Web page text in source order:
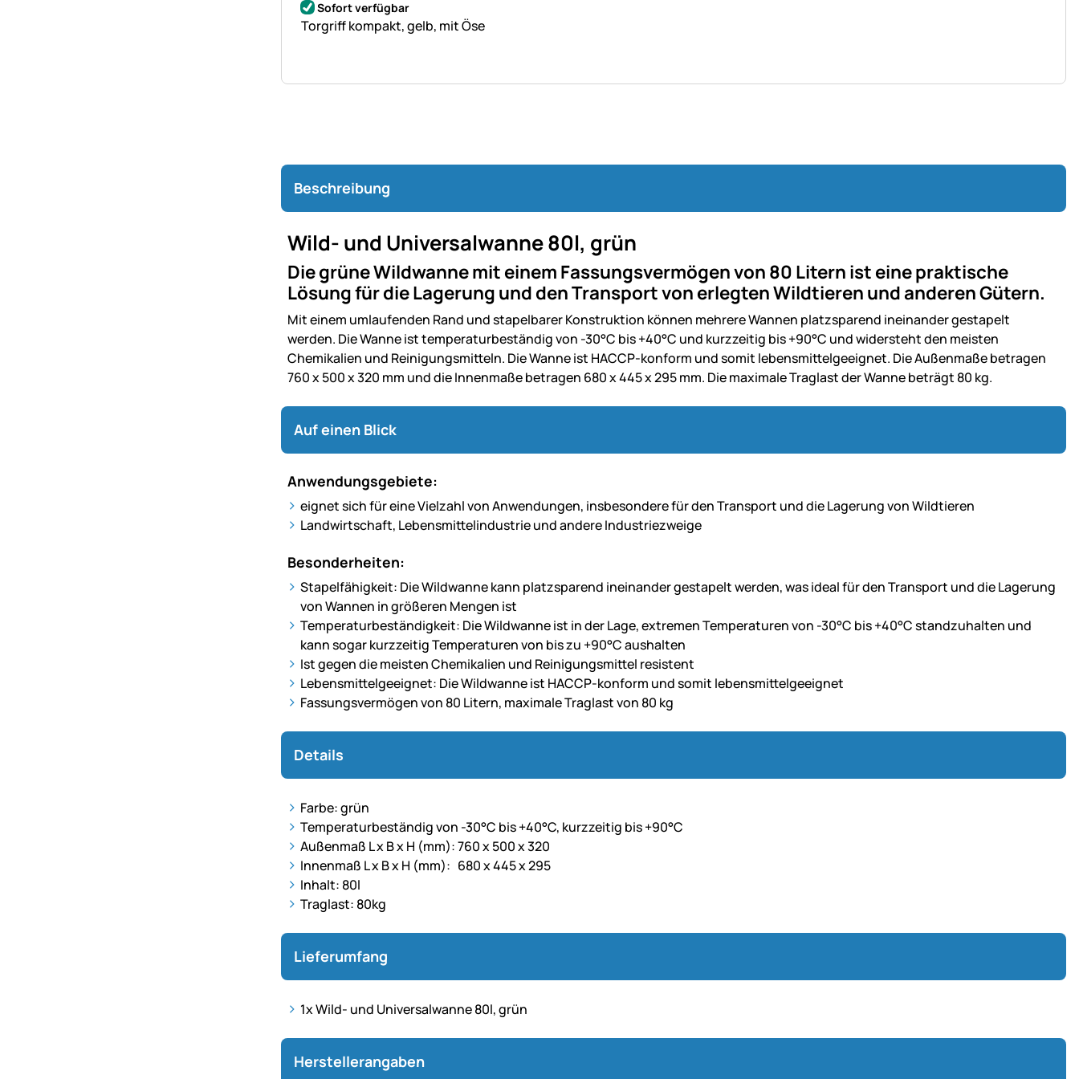
Sofort verfügbar
Torgriff kompakt, gelb, mit Öse
Beschreibung
Wild- und Universalwanne 80l, grün
Die grüne Wildwanne mit einem Fassungsvermögen von 80 Litern ist eine praktische
Lösung für die Lagerung und den Transport von erlegten Wildtieren und anderen Gütern.
Mit einem umlaufenden Rand und stapelbarer Konstruktion können mehrere Wannen platzsparend ineinander gestapelt
werden. Die Wanne ist temperaturbeständig von -30°C bis +40°C und kurzzeitig bis +90°C und widersteht den meisten
Chemikalien und Reinigungsmitteln. Die Wanne ist HACCP-konform und somit lebensmittelgeeignet. Die Außenmaße betragen
760 x 500 x 320 mm und die Innenmaße betragen 680 x 445 x 295 mm. Die maximale Traglast der Wanne beträgt 80 kg.
Auf einen Blick
Anwendungsgebiete:
eignet sich für eine Vielzahl von Anwendungen, insbesondere für den Transport und die Lagerung von Wildtieren
Landwirtschaft, Lebensmittelindustrie und andere Industriezweige
Besonderheiten:
Stapelfähigkeit: Die Wildwanne kann platzsparend ineinander gestapelt werden, was ideal für den Transport und die Lagerung
von Wannen in größeren Mengen ist
Temperaturbeständigkeit: Die Wildwanne ist in der Lage, extremen Temperaturen von -30°C bis +40°C standzuhalten und
kann sogar kurzzeitig Temperaturen von bis zu +90°C aushalten
Ist gegen die meisten Chemikalien und Reinigungsmittel resistent
Lebensmittelgeeignet: Die Wildwanne ist HACCP-konform und somit lebensmittelgeeignet
Fassungsvermögen von 80 Litern, maximale Traglast von 80 kg
Details
Farbe: grün
Temperaturbeständig von -30°C bis +40°C, kurzzeitig bis +90°C
Außenmaß L x B x H (mm): 760 x 500 x 320
Innenmaß L x B x H (mm): 680 x 445 x 295
Inhalt: 80l
Traglast: 80kg
Lieferumfang
1x Wild- und Universalwanne 80l, grün
Herstellerangaben